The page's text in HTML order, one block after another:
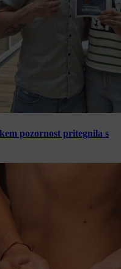
pozornost pritegnila s